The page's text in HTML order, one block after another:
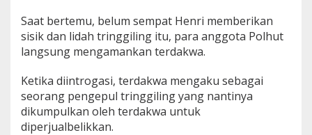
Saat bertemu, belum sempat Henri memberikan
sisik dan lidah tringgiling itu, para anggota Polhut
langsung mengamankan terdakwa.
Ketika diintrogasi, terdakwa mengaku sebagai
seorang pengepul tringgiling yang nantinya
dikumpulkan oleh terdakwa untuk
diperjualbelikkan.